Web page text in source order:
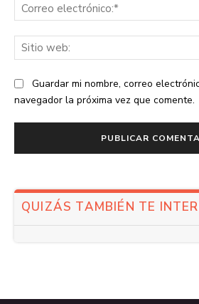
Guardar mi nombre, correo
navegador la próxima vez que comente.
QUIZÁS TAMBIÉN TE